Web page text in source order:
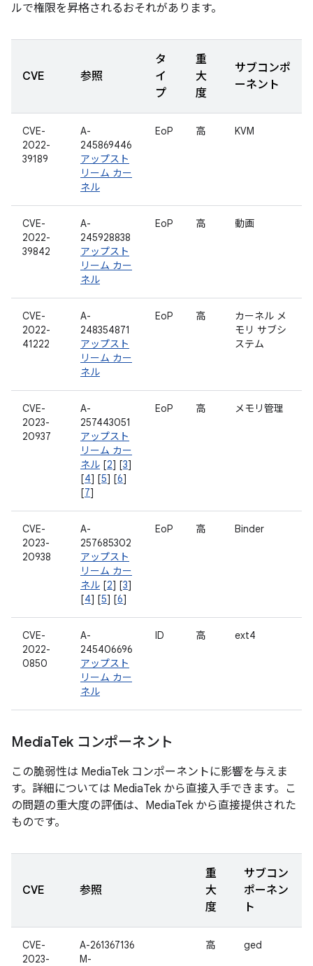
ルで権限を昇格されるおそれがあります。
CVE 参照
タ
イ
プ
重
大
度
サブコンポ
ーネント
CVE-
2022-
39189
A-
245869446
アップスト
リーム カー
ネル
EoP 高 KVM
CVE-
2022-
39842
A-
245928838
アップスト
リーム カー
ネル
EoP 高 動画
CVE-
2022-
41222
A-
248354871
アップスト
リーム カー
ネル
EoP 高
カーネル メ
モリ サブシ
ステム
CVE-
2023-
20937
A-
257443051
アップスト
リーム カー
ネル [2] [3]
[4] [5] [6]
[7]
EoP 高 メモリ管理
CVE-
2023-
20938
A-
257685302
アップスト
リーム カー
ネル [2] [3]
[4] [5] [6]
EoP 高 Binder
CVE-
2022-
0850
A-
245406696
アップスト
リーム カー
ネル
ID 高 ext4
MediaTek コンポーネント
この脆弱性は MediaTek コンポーネントに影響を与えま
す。詳細については MediaTek から直接入手できます。こ
の問題の重大度の評価は、MediaTek から直接提供された
ものです。
CVE 参照
重
大
度
サブコン
ポーネン
ト
CVE-
2023-
A-261367136
M-
高 ged